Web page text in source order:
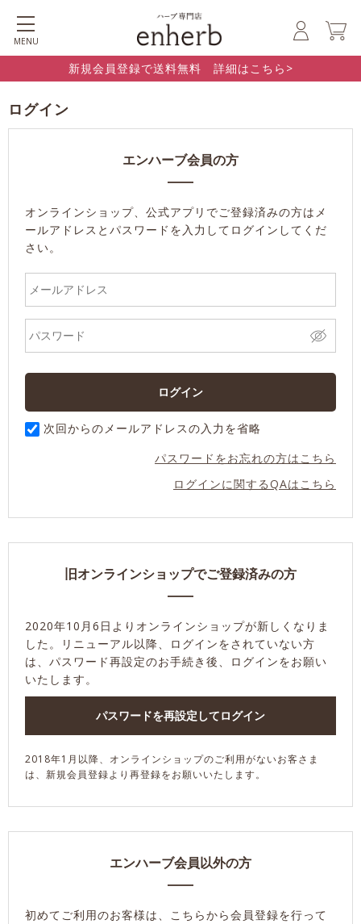
MENU
新規会員登録で送料無料 詳細はこちら>
ログイン
エンハーブ会員の方
オンラインショップ、公式アプリでご登録済みの方はメ
ールアドレスとパスワードを入力してログインしてくだ
さい。
次回からのメールアドレスの入力を省略
パスワードをお忘れの方はこちら
ログインに関するQAはこちら
エンハーブ会員以外の方
初めてご利用のお客様は、こちらから会員登録を行って
旧オンラインショップでご登録済みの方
2020年10月6日よりオンラインショップが新しくなりま
した。
リニューアル以降、ログインをされていない方
は、パスワード再設定のお手続き後、ログインをお願い
いたします。
2018年1月以降、オンラインショップのご利用がないお客さま
は、新規会員登録より再登録をお願いいたします。